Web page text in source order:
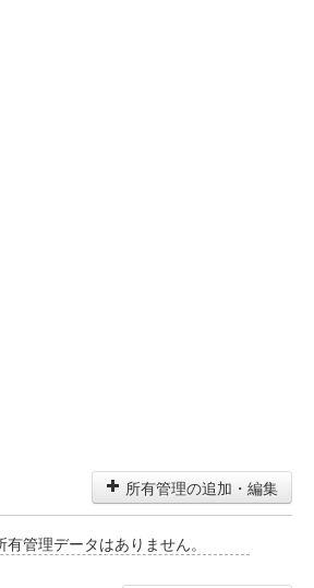
所有管理の追加・編集
管理データはありません。